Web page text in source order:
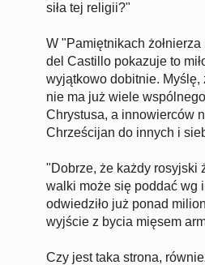
siła tej religii?"
W "Pamiętnikach
del Castillo pokazuje to
wyjątkowo dobitnie.
nie ma już wiele
Chrystusa, a innowierców
Chrześcijan do innych i
"Dobrze, że każdy rosyjski
walki może się poddać wg
odwiedziło już ponad
wyjście z bycia mięsem
Czy jest taka strona,